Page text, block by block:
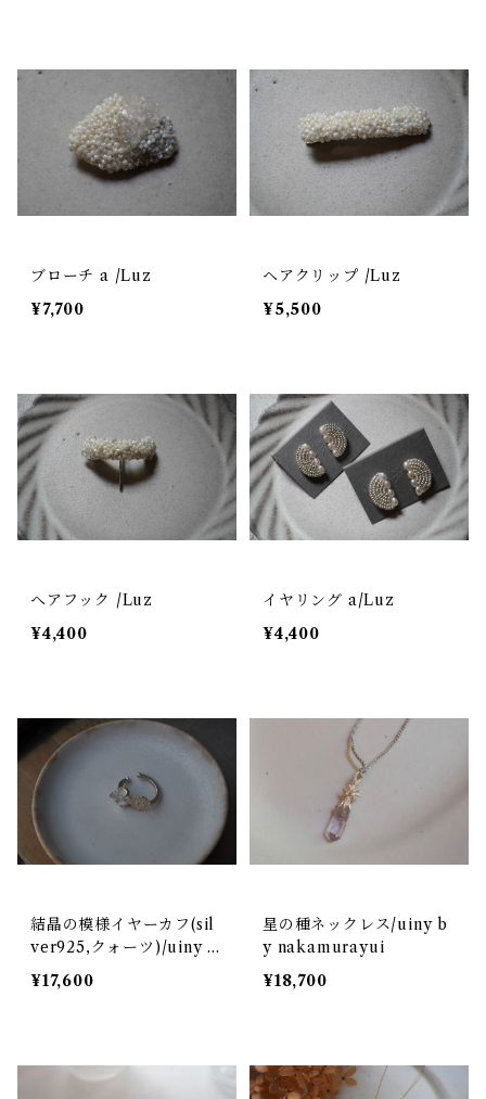
ブローチ a /Luz
¥7,700
ヘアクリップ /Luz
¥5,500
ヘアフック /Luz
¥4,400
イヤリング a/Luz
¥4,400
結晶の模様イヤーカフ(sil
ver925,クォーツ)/uiny b
y nakamurayui
¥17,600
星の種ネックレス/uiny b
y nakamurayui
¥18,700